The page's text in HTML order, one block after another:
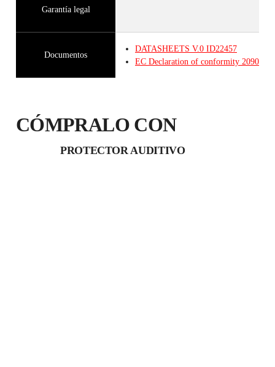
Garantía legal
Documentos
DATASHEETS V.0 ID22457
EC Declaration of conformity
CÓMPRALO CON
PROTECTOR AUDITIVO